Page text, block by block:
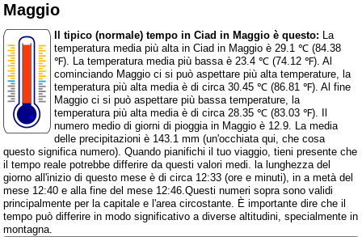
Maggio
Il tipico (normale) tempo in Ciad in Maggio è questo: La
temperatura media più alta in Ciad in Maggio è 29.1 ℃ (84.38
℉). La temperatura media più bassa è 23.4 ℃ (74.12 ℉). Al
cominciando Maggio ci si può aspettare più alta temperature, la
temperatura più alta media è di circa 30.45 ℃ (86.81 ℉). Al fine
Maggio ci si può aspettare più bassa temperature, la
temperatura più alta media è di circa 28.35 ℃ (83.03 ℉). Il
numero medio di giorni di pioggia in Maggio è 12.9. La media
delle precipitazioni è 143.1 mm (un'occhiata qui, che cosa
questo significa numero). Quando pianifichi il tuo viaggio, tieni presente che
il tempo reale potrebbe differire da questi valori medi. la lunghezza del
giorno all'inizio di questo mese è di circa 12:33 (ore e minuti), in a metà del
mese 12:40 e alla fine del mese 12:46.Questi numeri sopra sono validi
principalmente per la capitale e l'area circostante. È importante dire che il
tempo può differire in modo significativo a diverse altitudini, specialmente in
montagna.